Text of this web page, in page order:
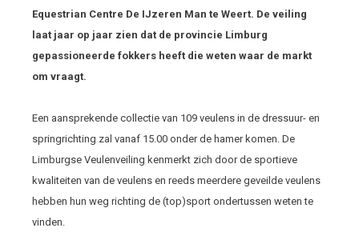
Equestrian Centre De IJzeren Man te Weert. De veiling
laat jaar op jaar zien dat de provincie Limburg
gepassioneerde fokkers heeft die weten waar de markt
om vraagt.
Een aansprekende collectie van 109 veulens in de dressuur- en
springrichting zal vanaf 15.00 onder de hamer komen. De
Limburgse Veulenveiling kenmerkt zich door de sportieve
kwaliteiten van de veulens en reeds meerdere geveilde veulens
hebben hun weg richting de (top)sport ondertussen weten te
vinden.